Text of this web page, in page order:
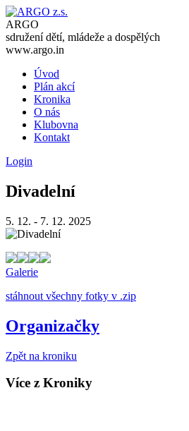
ARGO
sdružení dětí, mládeže a dospělých
www.argo.in
Úvod
Plán akcí
Kronika
O nás
Klubovna
Kontakt
Login
Divadelní
5. 12. - 7. 12. 2025
Galerie
stáhnout všechny fotky v .zip
Organizačky
Zpět na kroniku
Více z Kroniky